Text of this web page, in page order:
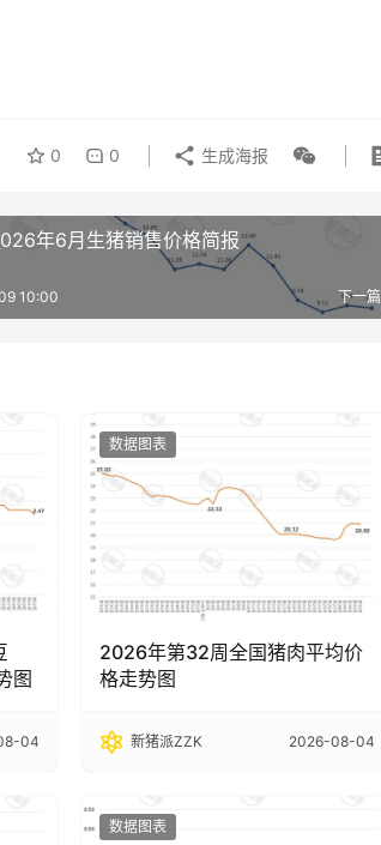
0 0 生成海报
年6月生猪销售价格简报
下一篇
10:00
图
04
数据图表
2026年第32周全国猪肉平均价
格走势图
新猪派ZZK 2026-08-04
数据图表